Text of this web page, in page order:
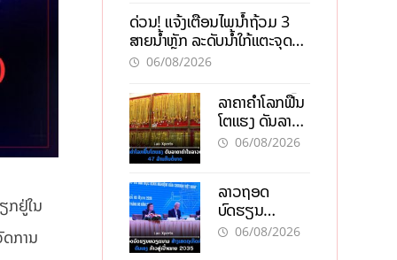
ກຢູ່ໃນ
ການ
ນໍ້າມັນແພງ
ດ່ວນ! ແຈ້ງເຕືອນໄພນໍ້າຖ້ວມ 3
ສາຍນໍ້າຫຼັກ ລະດັບນໍ້າໃກ້ແຕະຈຸດ
ອັນຕະລາຍ
06/08/2026
ລາຄາຄຳໂລກຟື້ນ
ໂຕແຮງ ດັນລາຄາ
ຄຳໃນລາວທະລຸ
06/08/2026
ລາວຖອດ
ບົດຮຽນ
ຫວຽດນາມ ສ້າງ
06/08/2026